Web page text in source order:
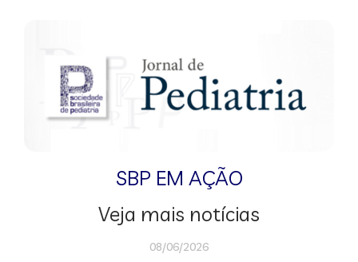
SBP EM AÇÃO
Veja mais notícias
08/06/2026